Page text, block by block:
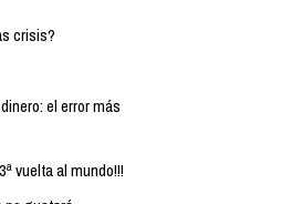
crisis?
el error más
vuelta al mundo!!!